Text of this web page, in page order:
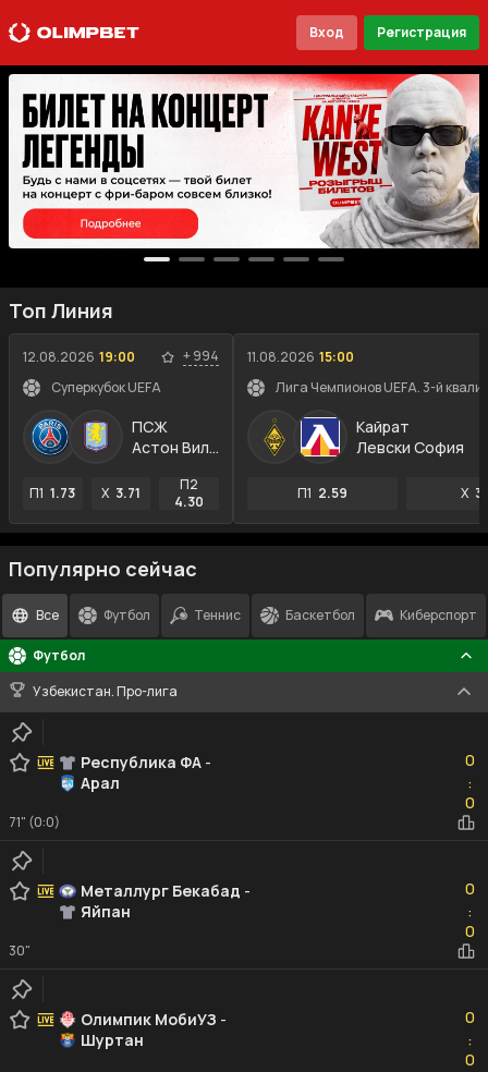
Вход Регистрация
Топ Линия
12.08.2026 19:00 +994
Суперкубок UEFA
ПСЖ
Астон Вилла
П1 1.73 X 3.71
П2
4.30
11.08.2026 15:00
Лига Чемпионов UEFA. 3-й
Кайрат
Левски София
П1 2.59 X
Популярно сейчас
Все Футбол Теннис Баскетбол Киберспорт
Футбол
Узбекистан. Про-лига
Республика ФА -
Арал
0
:0
0
71" (0:0)
Металлург Бекабад -
Яйпан
0
:0
0
30"
Олимпик МобиУЗ -
Шуртан
0
:0
0